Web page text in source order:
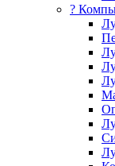
?️